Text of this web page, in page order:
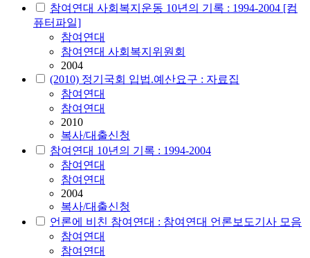
참여연대 사회복지운동 10년의 기록 : 1994-2004 [컴
퓨터파일]
참여연대
참여연대 사회복지위원회
2004
(2010) 정기국회 입법.예산요구 : 자료집
참여연대
참여연대
2010
복사/대출신청
참여연대 10년의 기록 : 1994-2004
참여연대
참여연대
2004
복사/대출신청
언론에 비친 참여연대 : 참여연대 언론보도기사 모음
참여연대
참여연대